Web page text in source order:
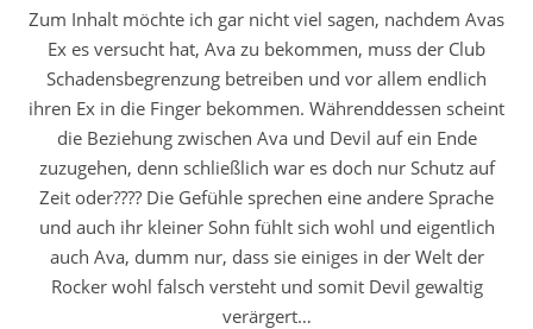
Zum Inhalt möchte ich gar nicht viel sagen, nachdem Avas
Ex es versucht hat, Ava zu bekommen, muss der Club
Schadensbegrenzung betreiben und vor allem endlich
ihren Ex in die Finger bekommen. Währenddessen scheint
die Beziehung zwischen Ava und Devil auf ein Ende
zuzugehen, denn schließlich war es doch nur Schutz auf
Zeit oder???? Die Gefühle sprechen eine andere Sprache
und auch ihr kleiner Sohn fühlt sich wohl und eigentlich
auch Ava, dumm nur, dass sie einiges in der Welt der
Rocker wohl falsch versteht und somit Devil gewaltig
verärgert…